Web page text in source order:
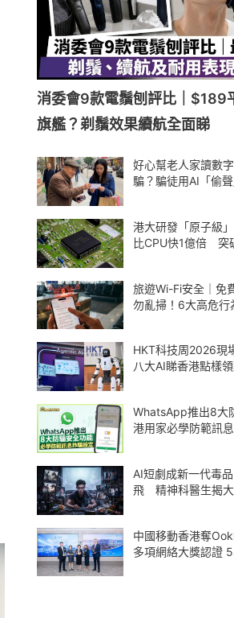
消委會9款電鬚刨評比｜$189
旗艦？剃鬚效果續航全面睇
好心幫老人家讀數
騙？騙徒用AI「偷
港大研發「原子級
比CPU快1億倍 突
旅遊Wi-Fi安全｜免
勿亂掃！6大高危行
HKT科技周2026現
八大AI睇香港點樣
WhatsApp推出8大
港用家必學防範訊
AI短劇成新一代毒
飛 精神科醫生揭
中國移動香港奪
多項網絡大獎認證